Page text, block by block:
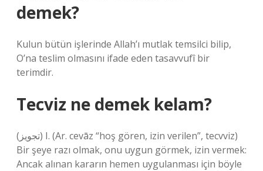
demek?
Kulun bütün işlerinde Allah’ı mutlak temsilci bilip,
O’na teslim olmasını ifade eden tasavvufî bir
terimdir.
Tecviz ne demek kelam?
(ﺗﺠﻮﻳﺰ) I. (Ar. cevāz “hoş gören, izin verilen”, tecvvіz)
Bir şeye razı olmak, onu uygun görmek, izin vermek:
Ancak alınan kararın hemen uygulanması için böyle